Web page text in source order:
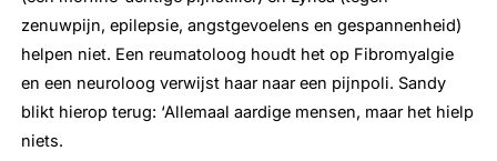
zenuwpijn, epilepsie, angstgevoelens en gespannenheid)
helpen niet. Een reumatoloog houdt het op Fibromyalgie
en een neuroloog verwijst haar naar een pijnpoli. Sandy
blikt hierop terug: ‘Allemaal aardige mensen, maar het hielp
niets.